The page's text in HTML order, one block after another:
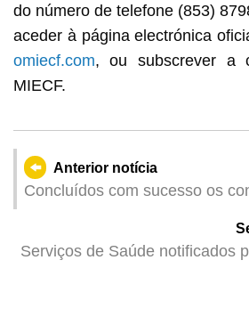
do número de telefone (853)
aceder à página electrónica
omiecf.com, ou subscrever a
MIECF.
Anterior notícia
Concluídos com sucesso os
minha noção sobre a
Serviços de Saúde notificados